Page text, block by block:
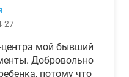
27
мой бывший
Добровольно
потому что